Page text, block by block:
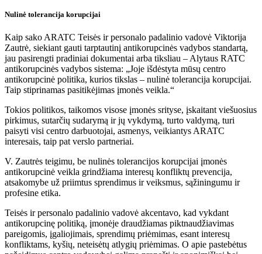
Nulinė tolerancija korupcijai
Kaip sako ARATC Teisės ir personalo padalinio vadovė Viktorija
Zautrė, siekiant gauti tarptautinį antikorupcinės vadybos standartą,
jau pasirengti pradiniai dokumentai arba tiksliau – Alytaus RATC
antikorupcinės vadybos sistema: „Joje išdėstyta mūsų centro
antikorupcinė politika, kurios tikslas – nulinė tolerancija korupcijai.
Taip stiprinamas pasitikėjimas įmonės veikla.“
Tokios politikos, taikomos visose įmonės srityse, įskaitant viešuosius
pirkimus, sutarčių sudarymą ir jų vykdymą, turto valdymą, turi
paisyti visi centro darbuotojai, asmenys, veikiantys ARATC
interesais, taip pat verslo partneriai.
V. Zautrės teigimu, be nulinės tolerancijos korupcijai įmonės
antikorupcinė veikla grindžiama interesų konfliktų prevencija,
atsakomybe už priimtus sprendimus ir veiksmus, sąžiningumu ir
profesine etika.
Teisės ir personalo padalinio vadovė akcentavo, kad vykdant
antikorupcinę politiką, įmonėje draudžiamas piktnaudžiavimas
pareigomis, įgaliojimais, sprendimų priėmimas, esant interesų
konfliktams, kyšių, neteisėtų atlygių priėmimas. O apie pastebėtus